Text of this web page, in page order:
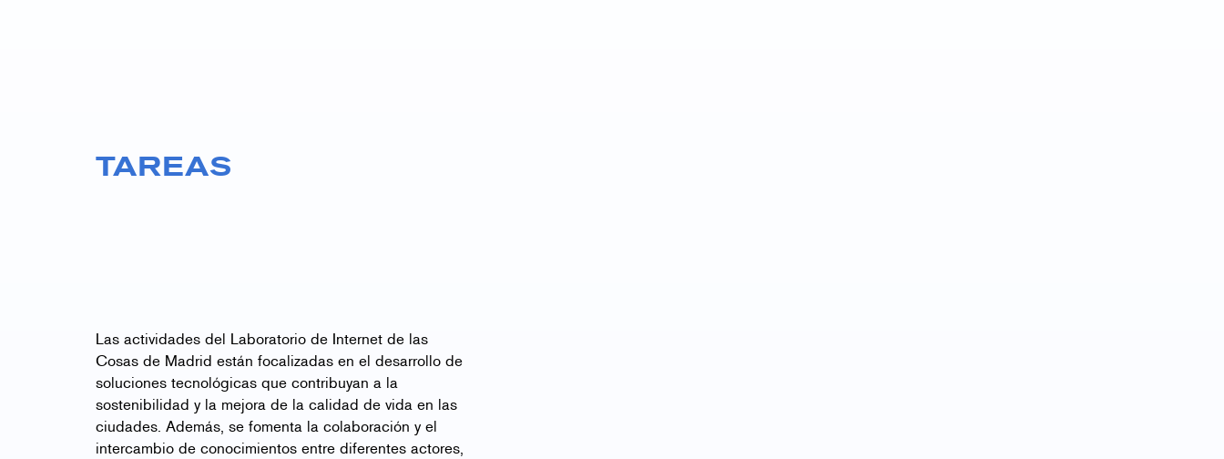
TAREAS
Las actividades del Laboratorio de Internet de las
Cosas de Madrid están focalizadas en el desarrollo de
soluciones tecnológicas que contribuyan a la
sostenibilidad y la mejora de la calidad de vida en las
ciudades. Además, se fomenta la colaboración y el
intercambio de conocimientos entre diferentes actores,